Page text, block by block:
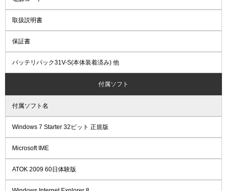
取扱説明書
保証書
バッテリパック31V-S(本体装着済み) 他
付属ソフト
付属ソフト名
Windows 7 Starter 32ビット 正規版
Microsoft IME
ATOK 2009 60日体験版